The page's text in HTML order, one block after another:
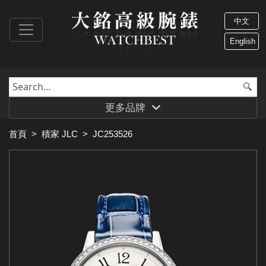
中文
English
更多品牌
首頁 > 積家 JLC > JC253526